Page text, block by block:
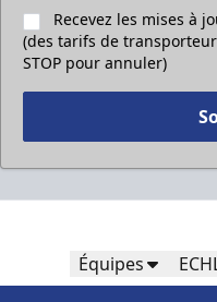
Recevez les mises à
(des tarifs de
STOP pour annuler)
Équipes